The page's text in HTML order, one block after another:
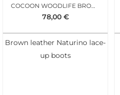
COCOON WOODLIFE BROWN MILK
78,00 €
Brown leather Naturino lace-
up boots